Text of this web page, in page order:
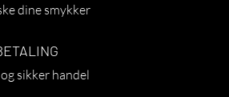
dine smykker
sikker handel